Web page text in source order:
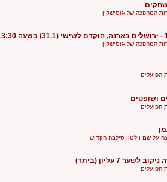
המהפכה של אוסישקין
המהפכה של אוסישקין
הפועלים
ושופטים
הפועלים
על שם וולטון סילבה הקדוש
לשער 7 עליון (ביתר)
הפועלים